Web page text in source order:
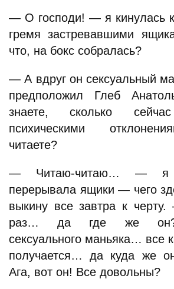
— О господи! — я кинулась к
гремя застревавшими
что, на бокс собралась?
— А вдруг он сексуальный
предположил Глеб
знаете, сколько
психическими
читаете?
— Читаю-читаю… — я
перерывала ящики — чего
выкину все завтра к
раз… да где же он?..
сексуального маньяка… все
получается… да куда же
Ага, вот он! Все довольны?